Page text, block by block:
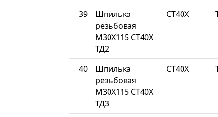
39
Шпилька
резьбовая
М30Х115 СТ40Х
ТД2
СТ40Х
40
Шпилька
резьбовая
М30Х115 СТ40Х
ТД3
СТ40Х